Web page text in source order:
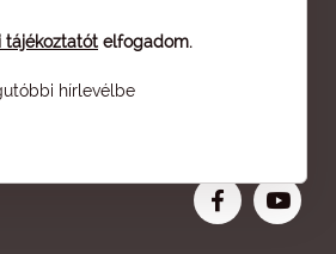
tájékoztatót elfogadom.
hírlevélbe